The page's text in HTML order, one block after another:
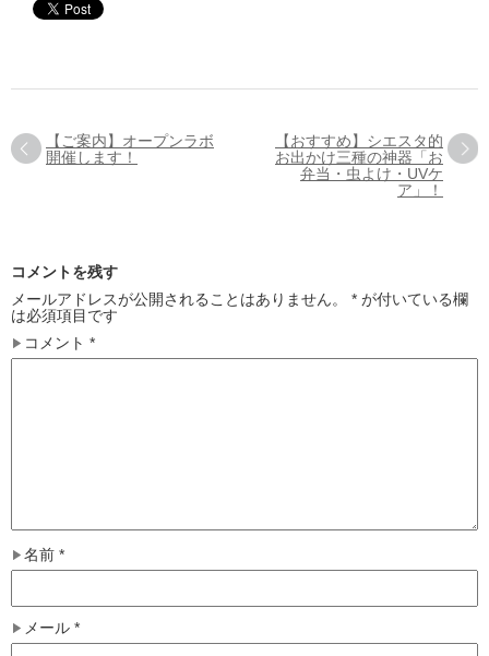
【ご案内】オープンラボ
開催します！
【おすすめ】シエスタ的
お出かけ三種の神器「お
弁当・虫よけ・UVケ
ア」！
コメントを残す
メールアドレスが公開されることはありません。
* が付いている欄
は必須項目です
コメント *
名前 *
メール *